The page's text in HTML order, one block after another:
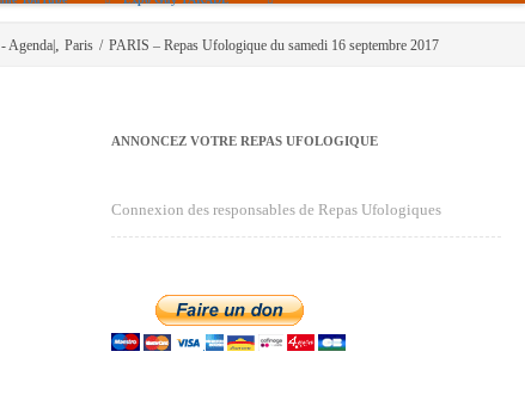
Agenda| Paris / PARIS – Repas Ufologique du samedi 16 septembre 2017
ANNONCEZ VOTRE REPAS UFOLOGIQUE
Connexion des responsables de Repas Ufologiques